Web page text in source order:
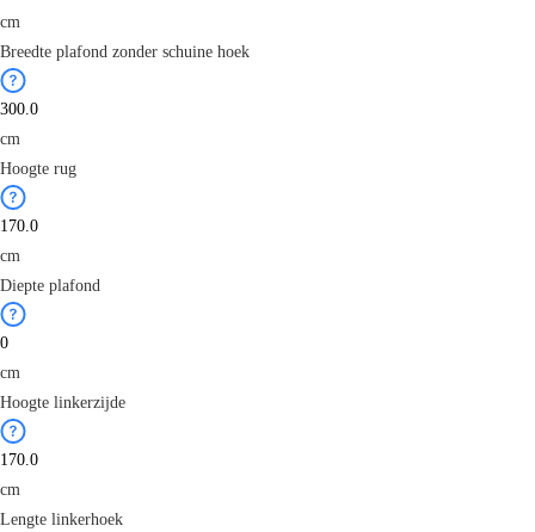
cm
Breedte plafond zonder schuine hoek
cm
Hoogte rug
cm
Diepte plafond
cm
Hoogte linkerzijde
cm
Lengte linkerhoek